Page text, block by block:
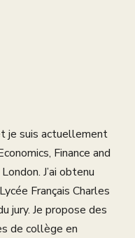
je suis actuellement
Finance and
J’ai obtenu
Français Charles
jury. Je propose des
de collège en